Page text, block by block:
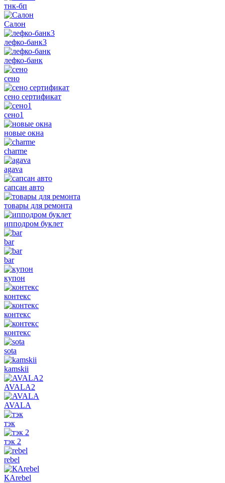
тнк-бп
Салон
лефко-банк3
лефко-банк
сено
сено сертификат
сено1
новые окна
charme
agava
сапсан авто
товары для ремонта
ипподром буклет
bar
bar
купон
контекс
контекс
контекс
sota
kamskii
AVALA2
AVALA
тэк
тэк 2
rebel
КАrebel